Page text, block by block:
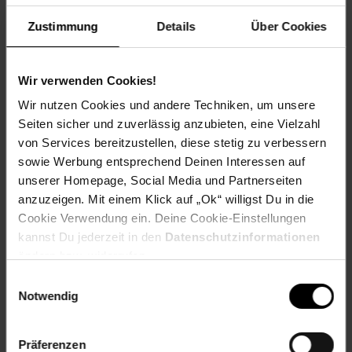
Zustimmung Details Über Cookies
Wir verwenden Cookies!
Wir nutzen Cookies und andere Techniken, um unsere
Seiten sicher und zuverlässig anzubieten, eine Vielzahl
von Services bereitzustellen, diese stetig zu verbessern
sowie Werbung entsprechend Deinen Interessen auf
unserer Homepage, Social Media und Partnerseiten
anzuzeigen. Mit einem Klick auf „Ok“ willigst Du in die
Cookie Verwendung ein. Deine Cookie-Einstellungen
kannst Du jederzeit in den Datenschutzinformationen
Notwendig
Präferenzen
Unterstützung.
Spende für einen Verein in deiner Region, indem du an der
Pfand am Pfandautomaten spendest.
Welchen Verein du in deiner Region unterstützen kannst
findest du hier heraus:
Zurück zu Vereinsspende
Fußzeile
Weitere Online-Angebote
Netto Reisen Weinwelt